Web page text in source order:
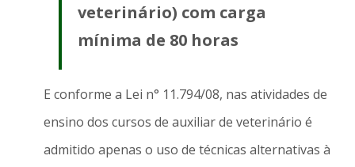
veterinário) com carga
mínima de 80 horas
E conforme a Lei n° 11.794/08, nas atividades de
ensino dos cursos de auxiliar de veterinário é
admitido apenas o uso de técnicas alternativas à